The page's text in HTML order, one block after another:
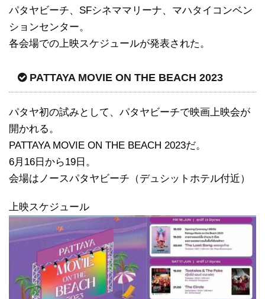
パタヤビーチ、SFシネママリーナ、マハタイコンベン
ションセンター。
各会場での上映スケジュールが発表された。
PATTAYA MOVIE ON THE BEACH 2023
パタヤ初の試みとして、パタヤビーチで映画上映会が
開かれる。
PATTAYA MOVIE ON THE BEACH 2023だ。
6月16日から19日。
会場はノースパタヤビーチ（デュシットホテル付近）
上映スケジュール